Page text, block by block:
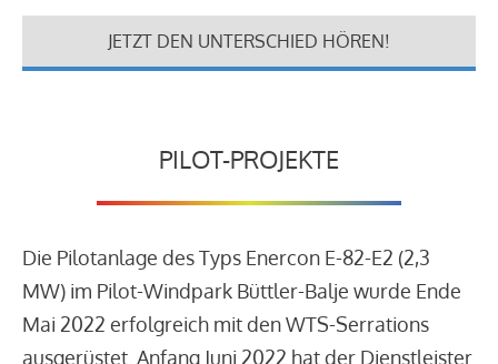
JETZT DEN UNTERSCHIED HÖREN!
PILOT-PROJEKTE
Die Pilotanlage des Typs Enercon E-82-E2 (2,3
MW) im Pilot-Windpark Büttler-Balje wurde Ende
Mai 2022 erfolgreich mit den WTS-Serrations
ausgerüstet. Anfang Juni 2022 hat der Dienstleister